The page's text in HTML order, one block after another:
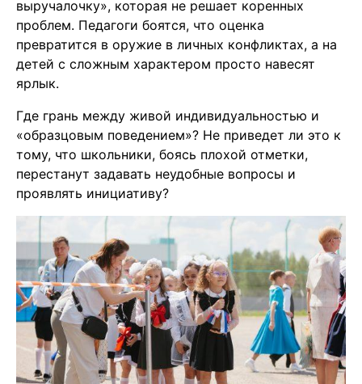
выручалочку», которая не решает коренных
проблем. Педагоги боятся, что оценка
превратится в оружие в личных конфликтах, а на
детей с сложным характером просто навесят
ярлык.
Где грань между живой индивидуальностью и
«образцовым поведением»? Не приведет ли это к
тому, что школьники, боясь плохой отметки,
перестанут задавать неудобные вопросы и
проявлять инициативу?